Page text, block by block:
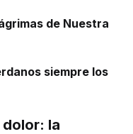
de Nuestra
siempre los
dolor: la